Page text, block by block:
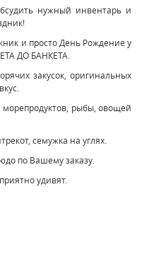
нужный инвентарь и
и просто День Рождение у
ДО БАНКЕТА.
закусок, оригинальных
морепродуктов, рыбы, овощей
семужка на углях.
по Вашему заказу.
удивят.